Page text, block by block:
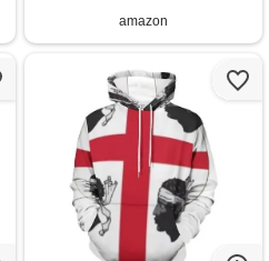
amazon